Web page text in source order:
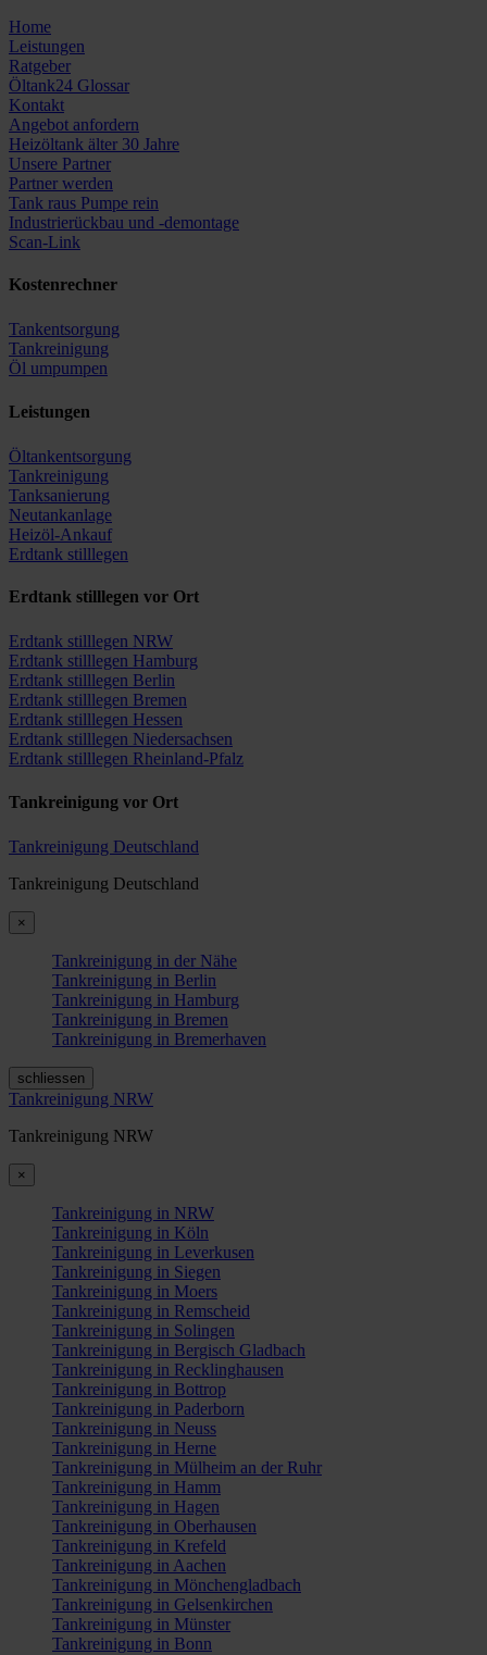
Home
Leistungen
Ratgeber
Öltank24 Glossar
Kontakt
Angebot anfordern
Heizöltank älter 30 Jahre
Unsere Partner
Partner werden
Tank raus Pumpe rein
Industrierückbau und -demontage
Scan-Link
Kostenrechner
Tankentsorgung
Tankreinigung
Öl umpumpen
Leistungen
Öltankentsorgung
Tankreinigung
Tanksanierung
Neutankanlage
Heizöl-Ankauf
Erdtank stilllegen
Erdtank stilllegen vor Ort
Erdtank stilllegen NRW
Erdtank stilllegen Hamburg
Erdtank stilllegen Berlin
Erdtank stilllegen Bremen
Erdtank stilllegen Hessen
Erdtank stilllegen Niedersachsen
Erdtank stilllegen Rheinland-Pfalz
Tankreinigung vor Ort
Tankreinigung Deutschland
Tankreinigung Deutschland
×
Tankreinigung in der Nähe
Tankreinigung in Berlin
Tankreinigung in Hamburg
Tankreinigung in Bremen
Tankreinigung in Bremerhaven
schliessen
Tankreinigung NRW
Tankreinigung NRW
×
Tankreinigung in NRW
Tankreinigung in Köln
Tankreinigung in Leverkusen
Tankreinigung in Siegen
Tankreinigung in Moers
Tankreinigung in Remscheid
Tankreinigung in Solingen
Tankreinigung in Bergisch Gladbach
Tankreinigung in Recklinghausen
Tankreinigung in Bottrop
Tankreinigung in Paderborn
Tankreinigung in Neuss
Tankreinigung in Herne
Tankreinigung in Mülheim an der Ruhr
Tankreinigung in Hamm
Tankreinigung in Hagen
Tankreinigung in Oberhausen
Tankreinigung in Krefeld
Tankreinigung in Aachen
Tankreinigung in Mönchengladbach
Tankreinigung in Gelsenkirchen
Tankreinigung in Münster
Tankreinigung in Bonn